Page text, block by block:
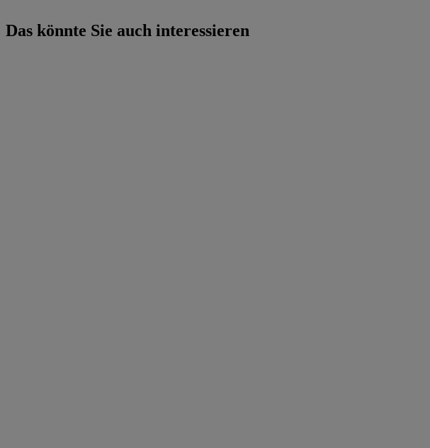
Das könnte Sie auch interessieren